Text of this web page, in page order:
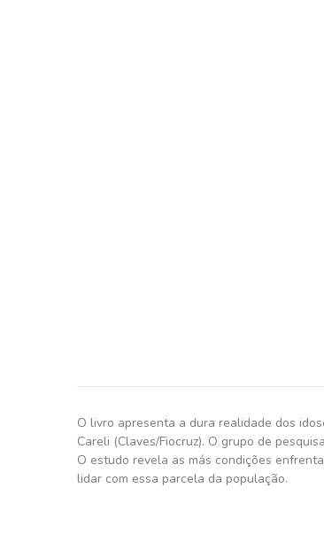
O livro apresenta a dura realidade dos
Careli (Claves/Fiocruz). O grupo de
O estudo revela as más condições
lidar com essa parcela da população.